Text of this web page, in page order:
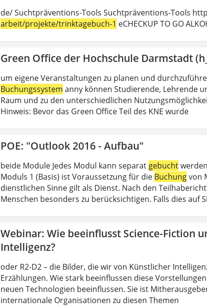
de/ Suchtpräventions-Tools Suchtpräventions-Tools
arbeit/projekte/trinktagebuch-1 eCHECKUP TO GO
Green Office der Hochschule Darmstadt
um eigene Veranstaltungen zu planen und
Buchungssystem anny können Studierende, Lehrende
Raum und zu den unterschiedlichen
Hinweis: Bevor das Green Office Teil des KNE wurde
POE: "Outlook 2016 - Aufbau"
beide Module Jedes Modul kann separat gebucht
Moduls 1 (Basis) ist Voraussetzung für die Buchungvon
dienstlichen Sinne gilt als Dienst. Nach den
Menschen besonders zu berücksichtigen. Falls dies auf
Webinar: Wie beeinflusst Science-Fiction
Intelligenz?
oder R2-D2 – die Bilder, die wir von Künstlicher
Erzählungen. Wie stark beeinflussen diese
neuen Technologien beeinflussen. Sie ist
internationale Organisationen zu diesen Themen